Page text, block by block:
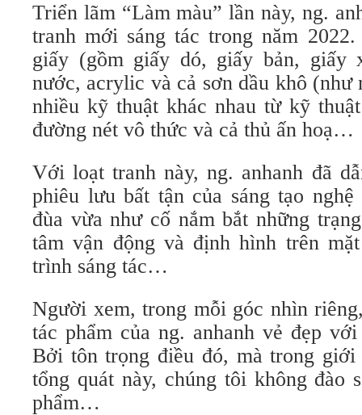
Triển lãm “Làm màu” lần này, ng.
tranh mới sáng tác trong năm
giấy (gồm giấy dó, giấy bản, giấy
nước, acrylic và cả sơn dầu khô (như
nhiều kỹ thuật khác nhau từ kỹ
đường nét vô thức và cả thủ ấn hoạ…
Với loạt tranh này, ng. anhanh đã
phiêu lưu bất tận của sáng tạo
đùa vừa như cố nắm bắt những
tâm vận động và định hình trên
trình sáng tác…
Người xem, trong mỗi góc nhìn
tác phẩm của ng. anhanh vẻ đẹp
Bởi tôn trọng điều đó, mà trong giới
tổng quát này, chúng tôi không đào
phẩm…